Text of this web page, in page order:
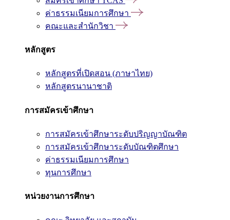
ค่าธรรมเนียมการศึกษา
คณะและสำนักวิชา
หลักสูตร
หลักสูตรที่เปิดสอน (ภาษาไทย)
หลักสูตรนานาชาติ
การสมัครเข้าศึกษา
การสมัครเข้าศึกษาระดับปริญญาบัณฑิต
การสมัครเข้าศึกษาระดับบัณฑิตศึกษา
ค่าธรรมเนียมการศึกษา
ทุนการศึกษา
หน่วยงานการศึกษา